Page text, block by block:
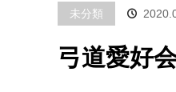
未分類
弓道愛好